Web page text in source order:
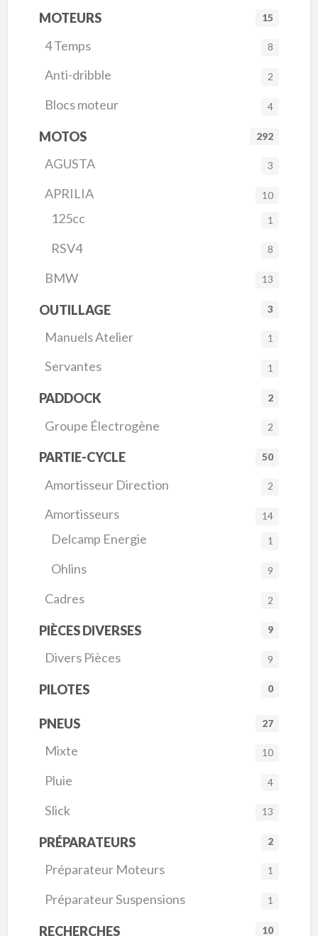
MOTEURS 15
4 Temps 8
Anti-dribble 2
Blocs moteur 4
MOTOS 292
AGUSTA 3
APRILIA 10
125cc 1
RSV4 8
BMW 13
OUTILLAGE 3
Manuels Atelier 1
Servantes 1
PADDOCK 2
Groupe Électrogène 2
PARTIE-CYCLE 50
Amortisseur Direction 2
Amortisseurs 14
Delcamp Energie 1
Ohlins 9
Cadres 2
PIÈCES DIVERSES 9
Divers Pièces 9
PILOTES 0
PNEUS 27
Mixte 10
Pluie 4
Slick 13
PRÉPARATEURS 2
Préparateur Moteurs 1
Préparateur Suspensions 1
RECHERCHES 10